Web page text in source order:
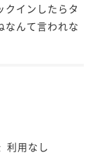
クインしたらタ
なんて言われな
利用なし